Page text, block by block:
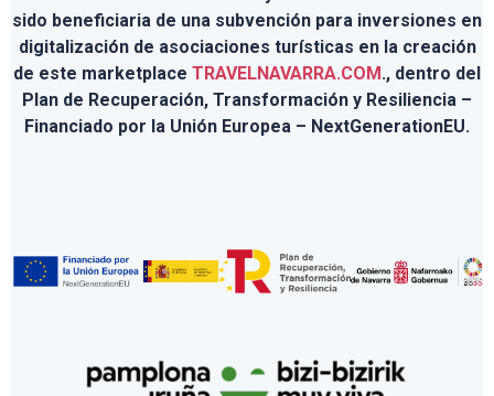
sido beneficiaria de una subvención para inversiones en
digitalización de asociaciones turísticas en la creación
de este marketplace TRAVELNAVARRA.COM., dentro del
Plan de Recuperación, Transformación y Resiliencia –
Financiado por la Unión Europea – NextGenerationEU.